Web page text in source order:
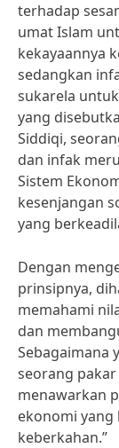
terhadap
umat Islam
kekayaannya
sedangkan
sukarela
yang
Siddiqi,
dan infak
Sistem
kesenjangan
yang
Dengan
prinsipnya,
memahami
dan
Sebagaimana
seorang pakar
menawarkan
ekonomi yang
keberkahan.”